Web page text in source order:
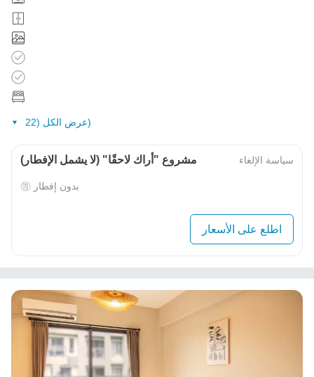
عرض الكل (22)
مشروع "أراك لاحقًا" (لا يشمل الإفطار) سياسة الإلغاء
بدون إفطار
اطلع على الأسعار